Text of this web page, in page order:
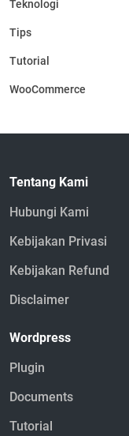
Teknologi
Tips
Tutorial
WooCommerce
Tentang Kami
Hubungi Kami
Kebijakan Privasi
Kebijakan Refund
Disclaimer
Wordpress
Plugin
Documents
Tutorial